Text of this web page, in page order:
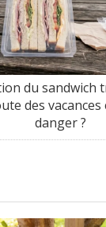
du sandwich
des vacances
danger ?